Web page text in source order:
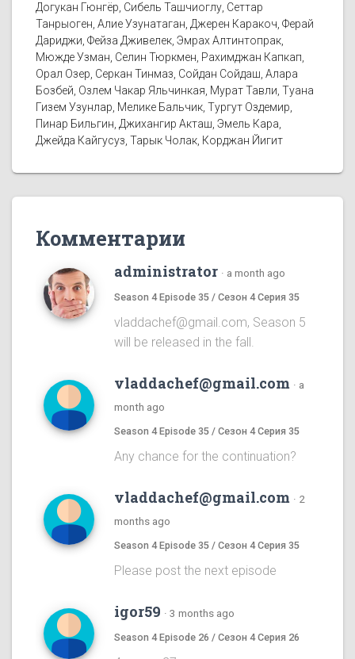
Догукан Гюнгёр, Сибель Ташчиоглу, Сеттар
Танрыоген, Алие Узунатаган, Джерен Каракоч, Ферай
Дариджи, Фейза Дживелек, Эмрах Алтинтопрак,
Мюжде Узман, Селин Тюркмен, Рахимджан Капкап,
Орал Озер, Серкан Тинмаз, Сойдан Сойдаш, Алара
Бозбей, Озлем Чакар Яльчинкая, Мурат Тавли, Туана
Гизем Узунлар, Мелике Бальчик, Тургут Оздемир,
Пинар Бильгин, Джихангир Акташ, Эмель Кара,
Джейда Кайгусуз, Тарык Чолак, Корджан Йигит
Комментарии
administrator · a month ago
Season 4 Episode 35 / Сезон 4 Серия 35
vladdachef@gmail.com, Season 5
will be released in the fall.
vladdachef@gmail.com · a
month ago
Season 4 Episode 35 / Сезон 4 Серия 35
Any chance for the continuation?
vladdachef@gmail.com · 2
months ago
Season 4 Episode 35 / Сезон 4 Серия 35
Please post the next episode
igor59 · 3 months ago
Season 4 Episode 26 / Сезон 4 Серия 26